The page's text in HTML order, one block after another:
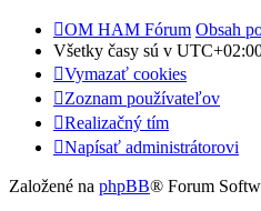
OM HAM Fórum Obsah
Všetky časy sú v
Vymazať cookies
Zoznam používateľov
Realizačný tím
Napísať administrátorovi
Založené na phpBB® Forum